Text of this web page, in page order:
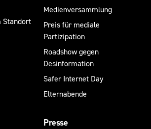
Standort
Medienversammlung
Preis für mediale
Partizipation
Roadshow gegen
Desinformation
Safer Internet Day
Elternabende
Presse